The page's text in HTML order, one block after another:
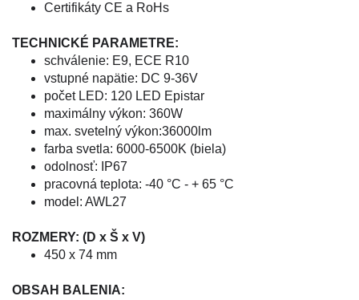
Certifikáty CE a RoHs
TECHNICKÉ PARAMETRE:
schválenie: E9, ECE R10
vstupné napätie: DC 9-36V
počet LED: 120 LED Epistar
maximálny výkon: 360W
max. svetelný výkon:36000lm
farba svetla: 6000-6500K (biela)
odolnosť: IP67
pracovná teplota: -40 °C - + 65 °C
model: AWL27
ROZMERY: (D x Š x V)
450 x 74 mm
OBSAH BALENIA: